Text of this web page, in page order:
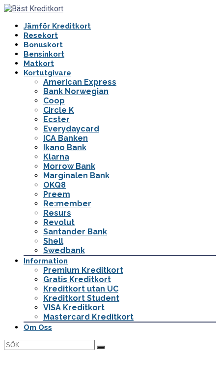
Jämför Kreditkort
Resekort
Bonuskort
Bensinkort
Matkort
Kortutgivare
American Express
Bank Norwegian
Coop
Circle K
Ecster
Everydaycard
ICA Banken
Ikano Bank
Klarna
Morrow Bank
Marginalen Bank
OKQ8
Preem
Re:member
Resurs
Revolut
Santander Bank
Shell
Swedbank
Information
Premium Kreditkort
Gratis Kreditkort
Kreditkort utan UC
Kreditkort Student
VISA Kreditkort
Mastercard Kreditkort
Om Oss